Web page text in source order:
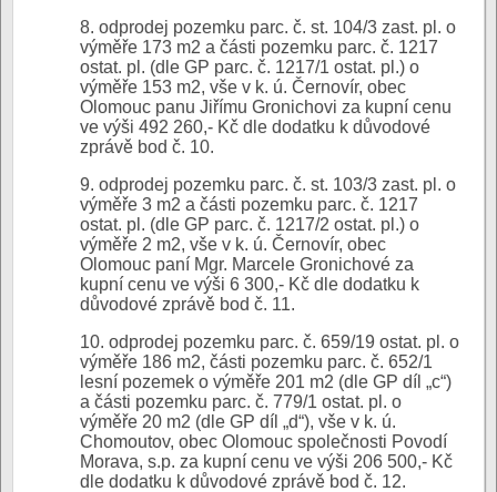
8. odprodej pozemku parc. č. st. 104/3 zast. pl. o
výměře 173 m2 a části pozemku parc. č. 1217
ostat. pl. (dle GP parc. č. 1217/1 ostat. pl.) o
výměře 153 m2, vše v k. ú. Černovír, obec
Olomouc panu Jiřímu Gronichovi za kupní cenu
ve výši 492 260,- Kč dle dodatku k důvodové
zprávě bod č. 10.
9. odprodej pozemku parc. č. st. 103/3 zast. pl. o
výměře 3 m2 a části pozemku parc. č. 1217
ostat. pl. (dle GP parc. č. 1217/2 ostat. pl.) o
výměře 2 m2, vše v k. ú. Černovír, obec
Olomouc paní Mgr. Marcele Gronichové za
kupní cenu ve výši 6 300,- Kč dle dodatku k
důvodové zprávě bod č. 11.
10. odprodej pozemku parc. č. 659/19 ostat. pl. o
výměře 186 m2, části pozemku parc. č. 652/1
lesní pozemek o výměře 201 m2 (dle GP díl „c“)
a části pozemku parc. č. 779/1 ostat. pl. o
výměře 20 m2 (dle GP díl „d“), vše v k. ú.
Chomoutov, obec Olomouc společnosti Povodí
Morava, s.p. za kupní cenu ve výši 206 500,- Kč
dle dodatku k důvodové zprávě bod č. 12.